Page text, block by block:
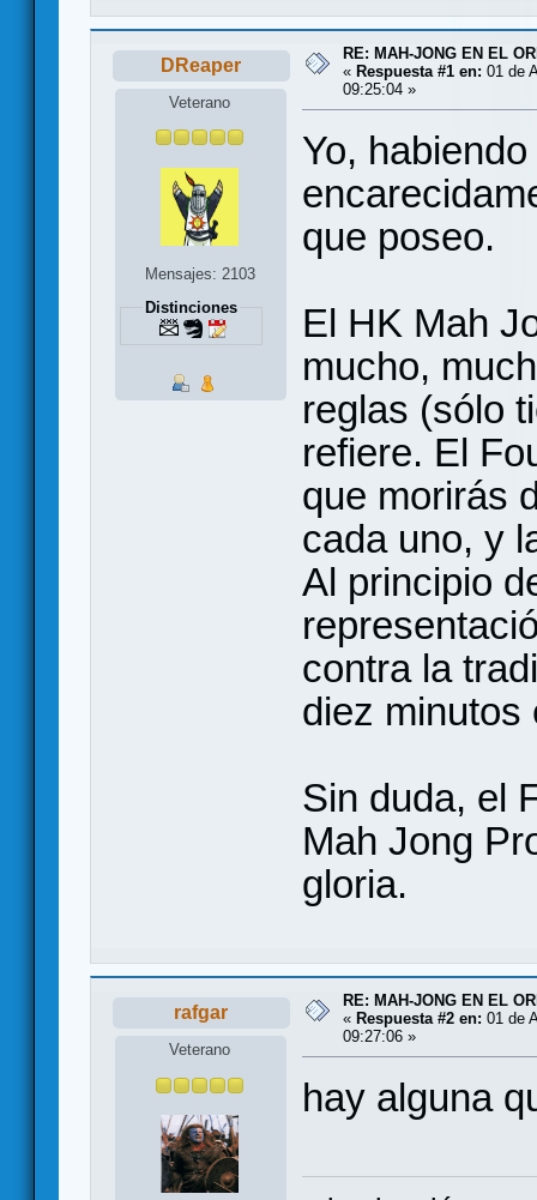
DReaper
Veterano
Mensajes: 2103
Distinciones
RE: MAH-JONG EN EL
« Respuesta #1 en: 01 de
09:25:04 »
Yo,
que poseo.
El HK Mah
mucho,
reglas (sólo
refiere. El
que morirás
cada uno, y
Al principio
contra la
diez minutos
Sin duda, el
Mah Jong
gloria.
rafgar
Veterano
RE: MAH-JONG EN EL
« Respuesta #2 en: 01 de
09:27:06 »
hay alguna